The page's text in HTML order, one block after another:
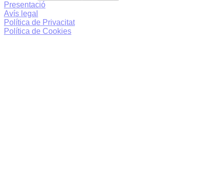
Presentació
Avís legal
Política de Privacitat
Política de Cookies